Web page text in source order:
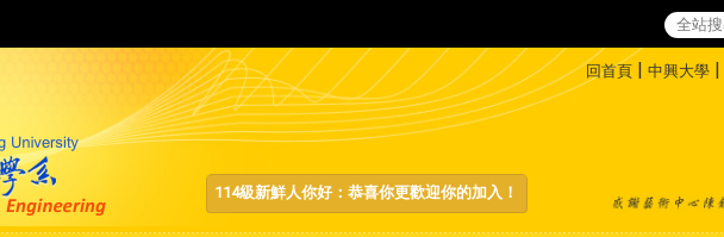
::: 回首頁 | 中興大學 |
114級新鮮人你好：恭喜你更歡迎你的加入！